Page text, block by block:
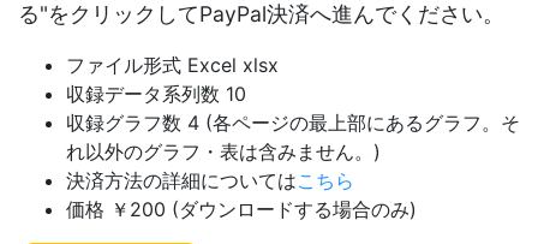
る"をクリックしてPayPal決済へ進んでください。
ファイル形式 Excel xlsx
収録データ系列数 10
収録グラフ数 4 (各ページの最上部にあるグラフ。そ
れ以外のグラフ・表は含みません。)
決済方法の詳細についてはこちら
価格 ￥200 (ダウンロードする場合のみ)